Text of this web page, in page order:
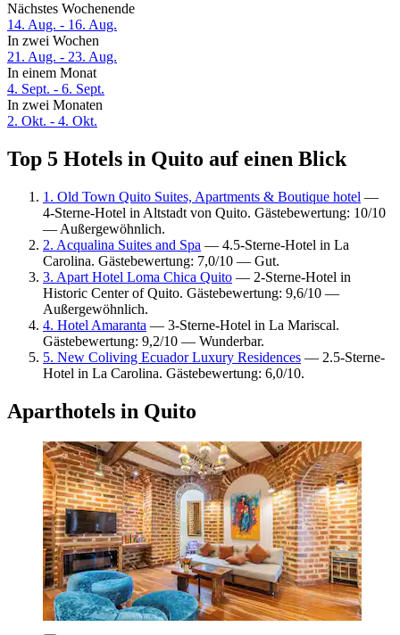
Nächstes Wochenende
14. Aug. - 16. Aug.
In zwei Wochen
21. Aug. - 23. Aug.
In einem Monat
4. Sept. - 6. Sept.
In zwei Monaten
2. Okt. - 4. Okt.
Top 5 Hotels in Quito auf einen Blick
1. Old Town Quito Suites, Apartments & Boutique hotel —
4-Sterne-Hotel in Altstadt von Quito. Gästebewertung: 10/10
— Außergewöhnlich.
2. Acqualina Suites and Spa — 4.5-Sterne-Hotel in La
Carolina. Gästebewertung: 7,0/10 — Gut.
3. Apart Hotel Loma Chica Quito — 2-Sterne-Hotel in
Historic Center of Quito. Gästebewertung: 9,6/10 —
Außergewöhnlich.
4. Hotel Amaranta — 3-Sterne-Hotel in La Mariscal.
Gästebewertung: 9,2/10 — Wunderbar.
5. New Coliving Ecuador Luxury Residences — 2.5-Sterne-
Hotel in La Carolina. Gästebewertung: 6,0/10.
Aparthotels in Quito